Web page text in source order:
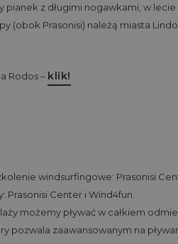
z długimi nogawkami, w
(obok Prasonisi) należą miasta
Rodos – klik!
windsurfingowe: Prasonisi
Prasonisi Center i Wind4fun.
możemy pływać w całkiem
pozwala zaawansowanym na